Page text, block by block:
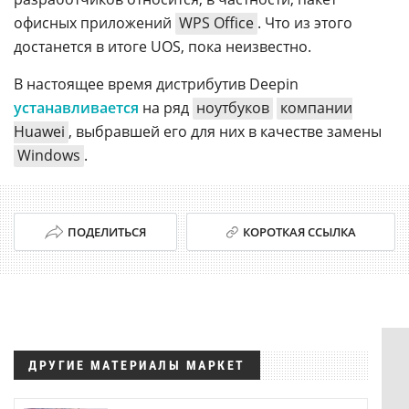
офисных приложений WPS Office . Что из этого
достанется в итоге UOS, пока неизвестно.
В настоящее время дистрибутив Deepin
устанавливается на ряд ноутбуков компании
Huawei , выбравшей его для них в качестве замены
Windows .
ПОДЕЛИТЬСЯ КОРОТКАЯ ССЫЛКА
ДРУГИЕ МАТЕРИАЛЫ МАРКЕТ